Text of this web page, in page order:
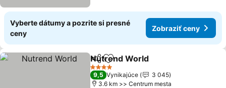
Vyberte dátumy a pozrite si presné
ceny
Zobraziť ceny
ZdieľaťPridať do obľúbených
Nutrend World
4 Počet hviezdičiek
9,5 Vynikajúce
3 045
3.6 km >> Centrum mesta